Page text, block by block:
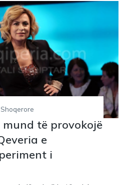
Shoqerore
të provokojë
e
i